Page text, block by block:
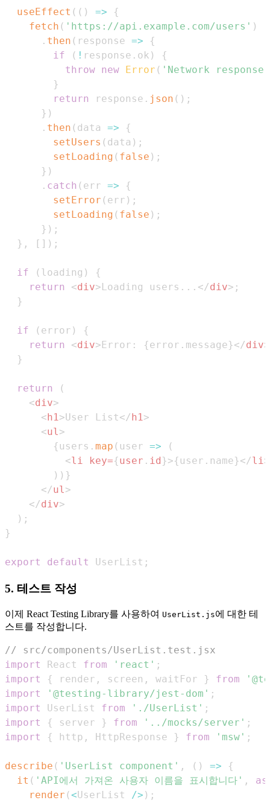
useEffect ( ( ) =>
{
fetch ( 'https://api.example.com/users' )
. then ( response =>
{
if
( ! response . ok )
{
throw new Error ( 'Network
}
return
response . json ( ) ;
} )
. then ( data =>
{
setUsers ( data ) ;
setLoading ( false ) ;
} )
. catch ( err =>
{
setError ( err ) ;
setLoading ( false ) ;
} ) ;
} , [ ] ) ;
if ( loading )
{
return
<div> Loading users... </div> ;
}
if ( error )
{
return
<div> Error: {error . message}</div>
}
return
(
<div>
< h1>User List</ h1>
<ul>
{users . map ( user =>
(
<li key={user . id }>{user . name}</li>
) ) }
</ul>
</div>
) ;
}
export default UserList ;
5. 테스트 작성
이제 React Testing Library를 사용하여 UserList.js에 대한 테
스트를 작성합니다.
// src/components/UserList.test.jsx
import
React from 'react' ;
import
{ render , screen , waitFor } from
import
'@testing-library/jest-dom' ;
import
UserList from './UserList' ;
import
{ server } from '../mocks/server' ;
import
{ http , HttpResponse } from 'msw' ;
describe ( 'UserList component' , ( ) =>
{
it ( 'API에서 가져온 사용자 이름을 표시합니다' ,
render (<UserList /> ) ;